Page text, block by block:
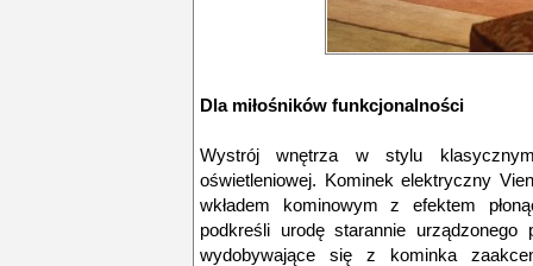
Dla miłośników funkcjonalności
Wystrój wnętrza w stylu
oświetleniowej. Kominek elektryczny
wkładem kominowym z efektem
podkreśli urodę starannie urządzonego
wydobywające się z kominka